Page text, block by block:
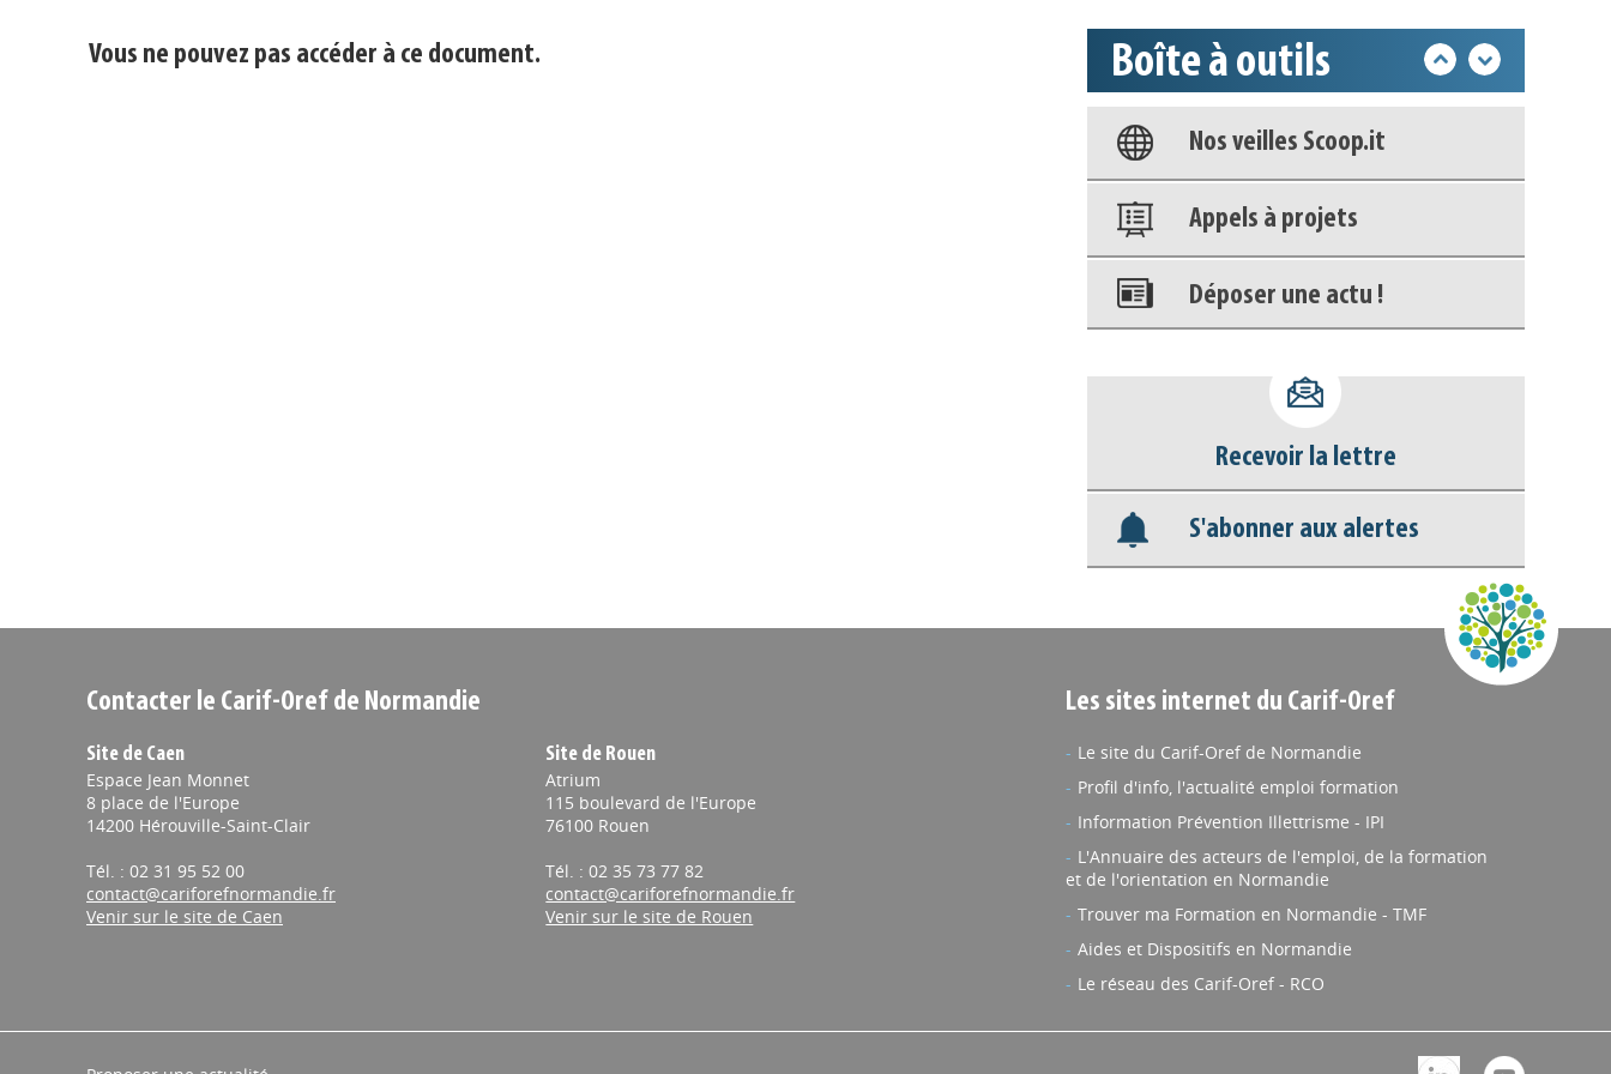
Vous ne pouvez pas accéder à ce document. Boîte à outils
Base documentaire
Nos veilles Scoop.it
Appels à projets
Déposer une actu !
déconnecter)
Base documentaire
Nos veilles Scoop.it
Recevoir la lettre
S'abonner aux alertes
Contacter le Carif-Oref de Normandie
Site de Caen
Espace Jean Monnet
8 place de l'Europe
14200 Hérouville-Saint-Clair
Tél. : 02 31 95 52 00
contact@cariforefnormandie.fr
Venir sur le site de Caen
Site de Rouen
Atrium
115 boulevard de l'Europe
76100 Rouen
Tél. : 02 35 73 77 82
contact@cariforefnormandie.fr
Venir sur le site de Rouen
Les sites internet du Carif-Oref
Le site du Carif-Oref de Normandie
Profil d'info, l'actualité emploi formation
Information Prévention Illettrisme - IPI
L'Annuaire des acteurs de l'emploi, de la formation
et de l'orientation en Normandie
Trouver ma Formation en Normandie - TMF
Aides et Dispositifs en Normandie
Le réseau des Carif-Oref - RCO